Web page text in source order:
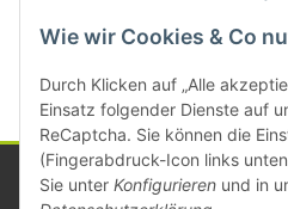
Wie wir Cookies & Co
Durch Klicken auf „Alle
Einsatz folgender Dienste auf
ReCaptcha. Sie können die
(Fingerabdruck-Icon links
Sie unter Konfigurieren und in
Kategorien